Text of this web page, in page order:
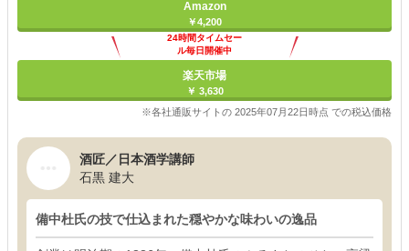
Amazon
￥4,200
24時間タイムセー
ル毎日開催中
楽天市場
￥ 3,630
※各社通販サイトの 2025年07月22日時点 での税込価格
酒匠／日本酒学講師
石黒 建大
備中杜氏の技で仕込まれた穏やかな味わいの逸品